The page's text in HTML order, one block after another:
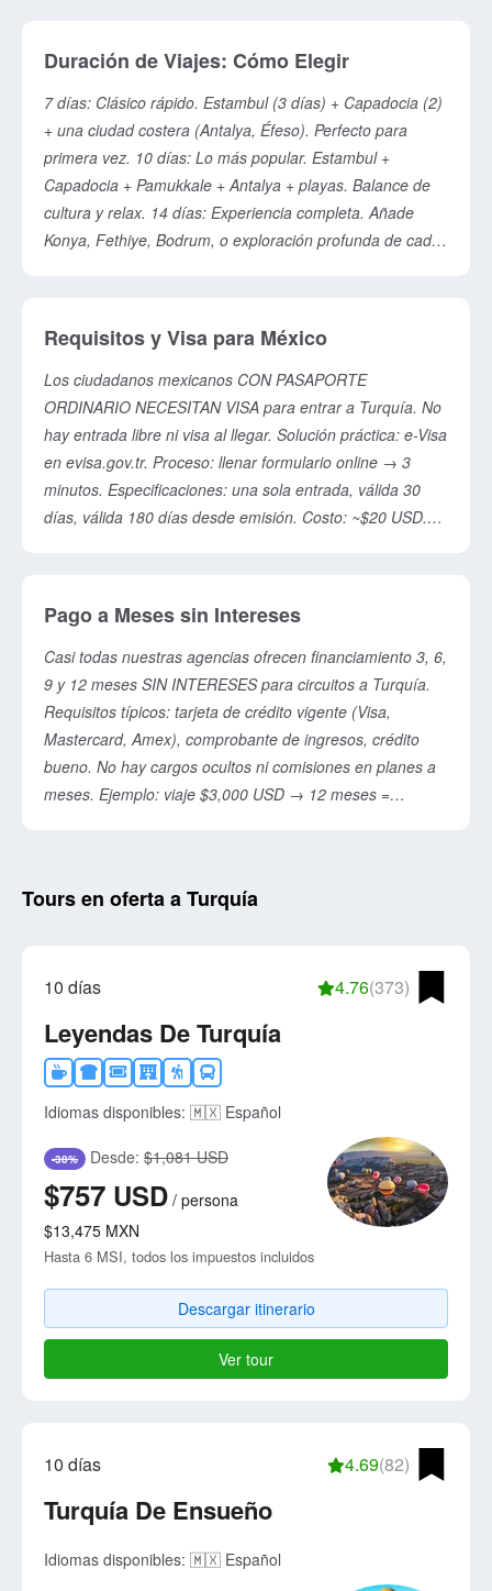
aglomeraciones.
Duración de Viajes: Cómo Elegir
7 días: Clásico rápido. Estambul (3 días) + Capadocia (2)
+ una ciudad costera (Antalya, Éfeso). Perfecto para
primera vez. 10 días: Lo más popular. Estambul +
Capadocia + Pamukkale + Antalya + playas. Balance de
cultura y relax. 14 días: Experiencia completa. Añade
Konya, Fethiye, Bodrum, o exploración profunda de cada
Considera jet lag: suma 1-2 días de aclimatación al total.
Requisitos y Visa para México
Los ciudadanos mexicanos CON PASAPORTE
ORDINARIO NECESITAN VISA para entrar a Turquía. No
hay entrada libre ni visa al llegar. Solución práctica: e-Visa
en evisa.gov.tr. Proceso: llenar formulario online → 3
minutos. Especificaciones: una sola entrada, válida 30
días, válida 180 días desde emisión. Costo: ~$20 USD.
rápido). Llevar impreso + digital. No hay solicitud
consular, sin cita previa. Pasaporte debe estar en buen
estado, sin daños ni sellos superpuestos.
Pago a Meses sin Intereses
Casi todas nuestras agencias ofrecen financiamiento 3, 6,
9 y 12 meses SIN INTERESES para circuitos a Turquía.
Requisitos típicos: tarjeta de crédito vigente (Visa,
Mastercard, Amex), comprobante de ingresos, crédito
bueno. No hay cargos ocultos ni comisiones en planes a
meses. Ejemplo: viaje $3,000 USD → 12 meses =
estrés financiero. Aplica a paquetes turísticos completos
Tours en oferta a Turquía
10 días 4.76(373)
Leyendas De Turquía
Idiomas disponibles: 🇲🇽 Español
-30% Desde: $1,081 USD
$757 USD / persona
$13,475 MXN
Hasta 6 MSI, todos los impuestos incluidos
Descargar itinerario
Ver tour
10 días 4.69(82)
Turquía De Ensueño
Idiomas disponibles: 🇲🇽 Español